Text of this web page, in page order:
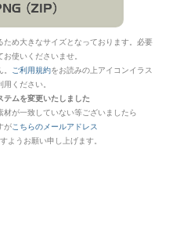
め大きなサイズとなっております。必要
使いくださいませ。
ご利用規約をお読みの上アイコンイラス
用ください。
ムを変更いたしました
材が一致していない等ございましたら
がこちらのメールアドレス
ようお願い申し上げます。